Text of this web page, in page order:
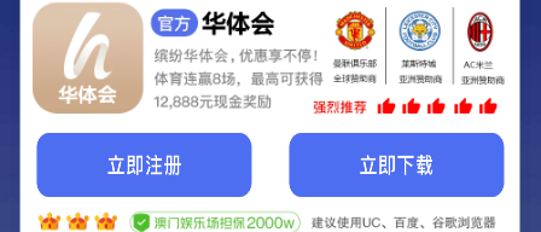
Hey Guys!
我们即将上线啦...
我们的网站正在建设.
它将是非常棒的网站.